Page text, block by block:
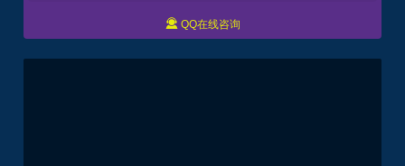
 QQ在线咨询